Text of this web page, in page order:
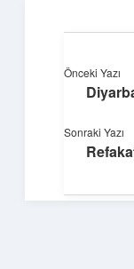
Önceki Yazı
Sonraki Yazı